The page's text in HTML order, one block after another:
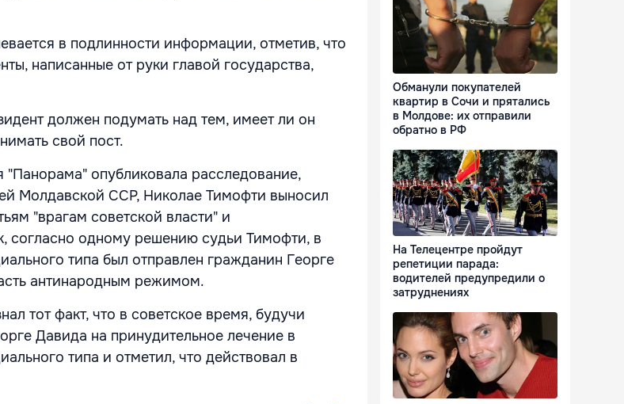
в подлинности информации, отметив, что
написанные от руки главой государства,
должен подумать над тем, имеет ли он
свой пост.
"Панорама" опубликовала расследование,
Молдавской ССР, Николае Тимофти выносил
"врагам советской власти" и
согласно одному решению судьи Тимофти, в
типа был отправлен гражданин Георге
антинародным режимом.
тот факт, что в советское время, будучи
Давида на принудительное лечение в
типа и отметил, что действовал в
Обманули покупателей
квартир в Сочи и прятались
в Молдове: их отправили
обратно в РФ
На Телецентре пройдут
репетиции парада:
водителей предупредили о
затруднениях